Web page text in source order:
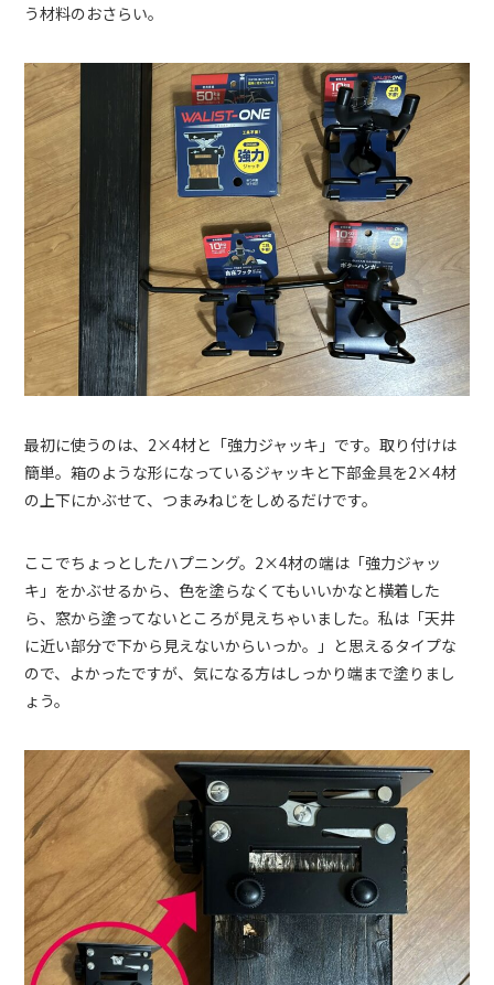
う材料のおさらい。
最初に使うのは、2×4材と「強力ジャッキ」です。取り付けは
簡単。箱のような形になっているジャッキと下部金具を2×4材
の上下にかぶせて、つまみねじをしめるだけです。
ここでちょっとしたハプニング。2×4材の端は「強力ジャッ
キ」をかぶせるから、色を塗らなくてもいいかなと横着した
ら、窓から塗ってないところが見えちゃいました。私は「天井
に近い部分で下から見えないからいっか。」と思えるタイプな
ので、よかったですが、気になる方はしっかり端まで塗りまし
ょう。